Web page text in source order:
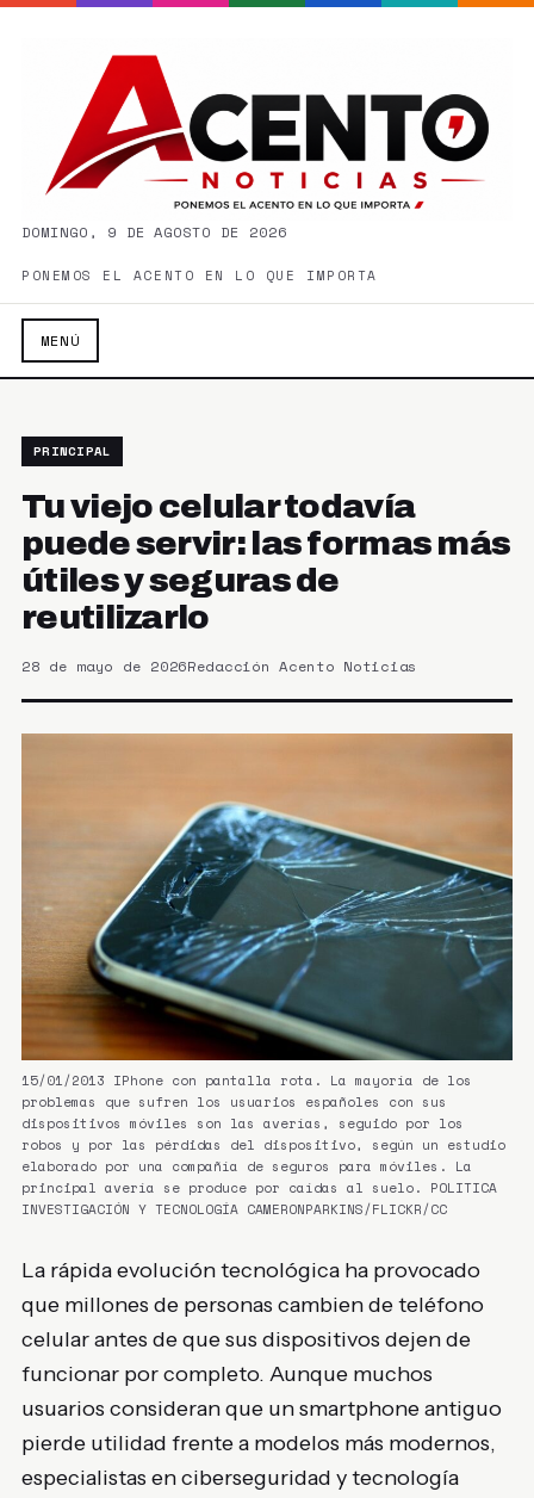
DOMINGO, 9 DE AGOSTO DE 2026
PONEMOS EL ACENTO EN LO QUE IMPORTA
MENÚ
PRINCIPAL
Tu viejo celular todavía
puede servir: las formas más
útiles y seguras de
reutilizarlo
28 de mayo de 2026Redacción Acento Noticias
15/01/2013 IPhone con pantalla rota. La mayoría de los
problemas que sufren los usuarios españoles con sus
dispositivos móviles son las averías, seguido por los
robos y por las pérdidas del dispositivo, según un estudio
elaborado por una compañía de seguros para móviles. La
principal avería se produce por caídas al suelo. POLITICA
INVESTIGACIÓN Y TECNOLOGÍA CAMERONPARKINS/FLICKR/CC
La rápida evolución tecnológica ha provocado
que millones de personas cambien de teléfono
celular antes de que sus dispositivos dejen de
funcionar por completo. Aunque muchos
usuarios consideran que un smartphone antiguo
pierde utilidad frente a modelos más modernos,
especialistas en ciberseguridad y tecnología